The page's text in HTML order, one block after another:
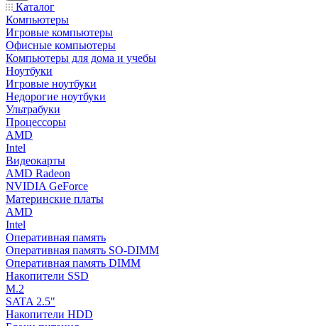
Каталог
Компьютеры
Игровые компьютеры
Офисные компьютеры
Компьютеры для дома и учебы
Ноутбуки
Игровые ноутбуки
Недорогие ноутбуки
Ультрабуки
Процессоры
AMD
Intel
Видеокарты
AMD Radeon
NVIDIA GeForce
Материнские платы
AMD
Intel
Оперативная память
Оперативная память SO-DIMM
Оперативная память DIMM
Накопители SSD
M.2
SATA 2.5"
Накопители HDD